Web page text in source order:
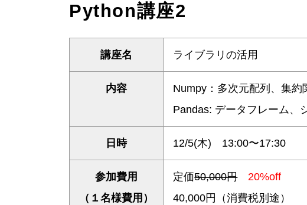
Python講座2
講座名 ライブラリの活用
内容
Numpy：多次元配列、集約
Pandas: データフ
日時 12/5(木) 13:00〜17:30
参加費用
（１名様費用）
定価50,000円
20%off
40,000円（消費税別途）